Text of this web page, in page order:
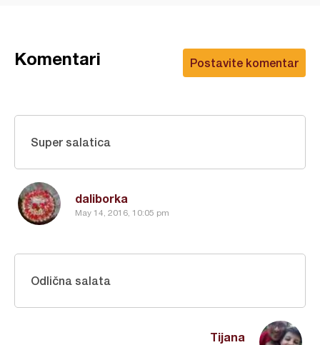
Postavite komentar
Komentari
daliborka
May 14, 2016, 10:05 pm
Super salatica
Tijana
Odlična salata